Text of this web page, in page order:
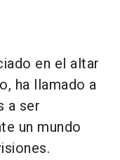
en el altar
ha llamado a
a ser
un mundo